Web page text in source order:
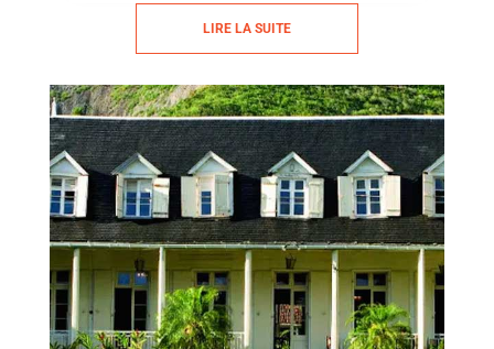
admirer la richesse du patrimoine de l’île.
Parmi les sites les plus populaires de l’Île
Rivière Noire est reconnu par l’UNESCO.
LIRE LA SUITE